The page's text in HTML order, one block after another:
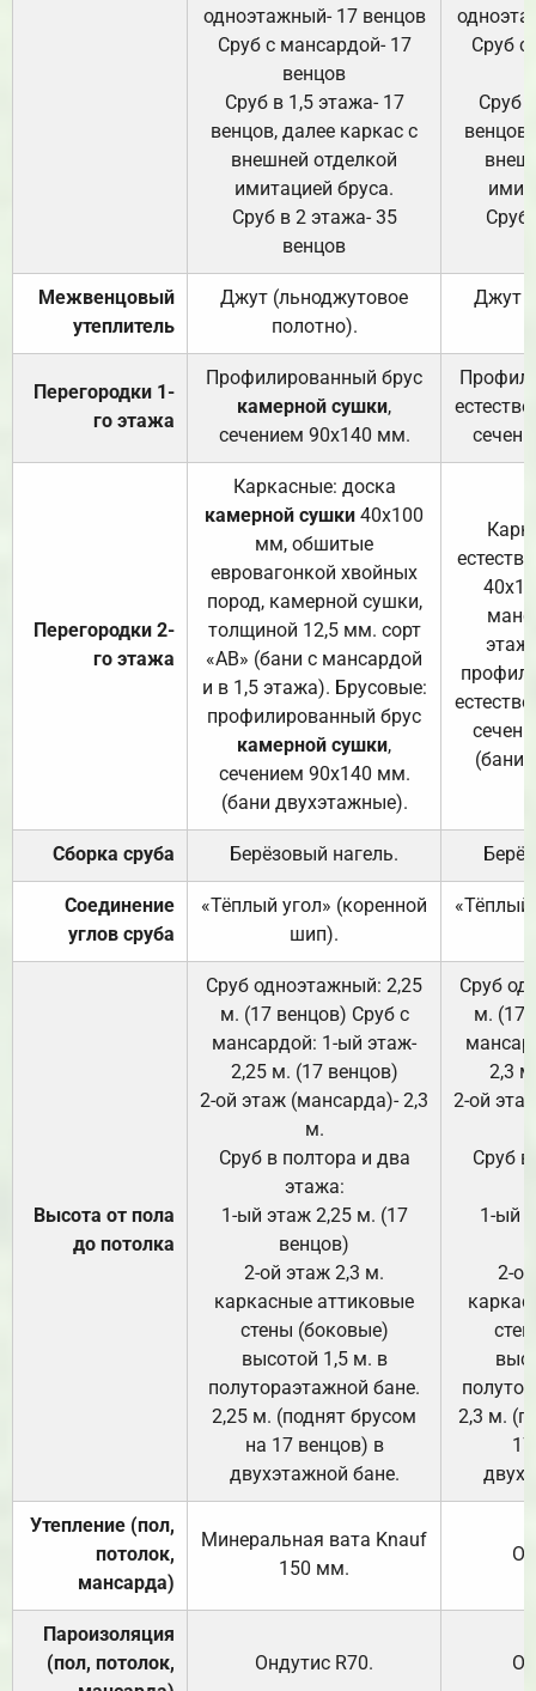
одноэтажный- 17 венцов
Сруб с мансардой- 17
венцов
Сруб в 1,5 этажа- 17
венцов, далее каркас с
внешней отделкой
имитацией бруса.
Сруб в 2 этажа- 35
венцов
Сруб с
Сруб
Сруб
Межвенцовый
утеплитель
Джут (льноджутовое
полотно).
Джут
Перегородки 1-
го этажа
Профилированный брус
камерной сушки,
сечением 90х140 мм.
Перегородки 2-
го этажа
Каркасные: доска
камерной сушки 40х100
мм, обшитые
евровагонкой хвойных
пород, камерной сушки,
толщиной 12,5 мм. сорт
«АВ» (бани с мансардой
и в 1,5 этажа). Брусовые:
профилированный брус
камерной сушки,
сечением 90х140 мм.
(бани двухэтажные).
(бани
Сборка сруба Берёзовый нагель.
Соединение
углов сруба
«Тёплый угол» (коренной
шип).
«Тёплый
Высота от пола
до потолка
Сруб одноэтажный: 2,25
м. (17 венцов) Сруб с
мансардой: 1-ый этаж-
2,25 м. (17 венцов)
2-ой этаж (мансарда)- 2,3
м.
Сруб в полтора и два
этажа:
1-ый этаж 2,25 м. (17
венцов)
2-ой этаж 2,3 м.
каркасные аттиковые
стены (боковые)
высотой 1,5 м. в
полутораэтажной бане.
2,25 м. (поднят брусом
на 17 венцов) в
двухэтажной бане.
Сруб
м. (17
2,3
2-ой
Сруб
1-ый
2-
2,3 м.
Утепление (пол,
потолок,
мансарда)
Минеральная вата Knauf
150 мм.
Пароизоляция
(пол, потолок,
Ондутис R70.